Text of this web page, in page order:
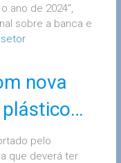
ano de 2024″,
sobre a banca e
nova
pelo
que deverá ter